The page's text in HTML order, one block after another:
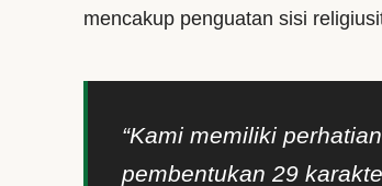
mencakup penguatan sisi
“Kami memiliki
pembentukan 29